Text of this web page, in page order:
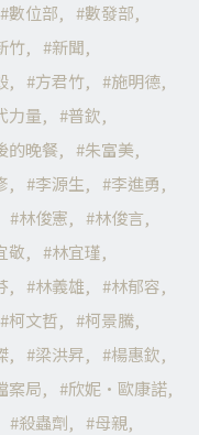
數位部
數發部
竹
新聞
方君竹
施明德
力量
普欽
的晚餐
朱富美
李源生
李進勇
林俊憲
林俊言
敬
林宜瑾
林義雄
林郁容
柯文哲
柯景騰
梁洪昇
楊惠欽
案局
欣妮·歐康諾
殺蟲劑
母親